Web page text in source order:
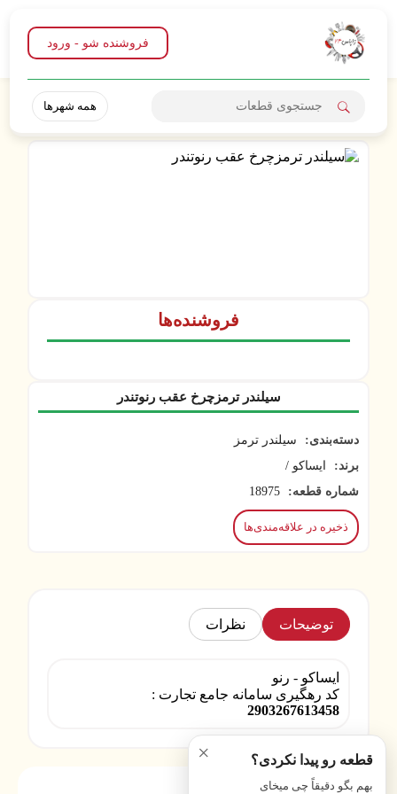
فروشنده شو - ورود
همه شهرها
× قطعه رو پیدا نکردی؟
بهم بگو دقیقاً چی میخای
سیلندر ترمزچرخ عقب رنوتندر
دسته‌بندی:
سیلندر ترمز
برند:
ایساکو /
شماره قطعه:
18975
ذخیره در علاقه‌مندی‌ها
فروشنده‌ها
توضیحات نظرات
ایساکو - رنو
کد رهگیری سامانه جامع تجارت :
2903267613458